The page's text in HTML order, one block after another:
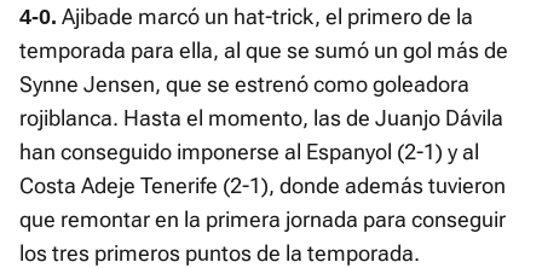
4-0. Ajibade marcó un hat-trick, el primero de la
temporada para ella, al que se sumó un gol más de
Synne Jensen, que se estrenó como goleadora
rojiblanca. Hasta el momento, las de Juanjo Dávila
han conseguido imponerse al Espanyol (2-1) y al
Costa Adeje Tenerife (2-1), donde además tuvieron
que remontar en la primera jornada para conseguir
los tres primeros puntos de la temporada.